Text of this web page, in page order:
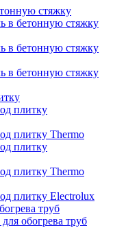
стяжку
в бетонную стяжку
в бетонную стяжку
в бетонную стяжку
плитку
плитку Thermo
плитку
плитку Thermo
плитку Electrolux
труб
обогрева труб